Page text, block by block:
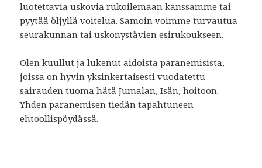
luotettavia uskovia rukoilemaan kanssamme tai
pyytää öljyllä voitelua. Samoin voimme turvautua
seurakunnan tai uskonystävien esirukoukseen.
Olen kuullut ja lukenut aidoista paranemisista,
joissa on hyvin yksinkertaisesti vuodatettu
sairauden tuoma hätä Jumalan, Isän, hoitoon.
Yhden paranemisen tiedän tapahtuneen
ehtoollispöydässä.